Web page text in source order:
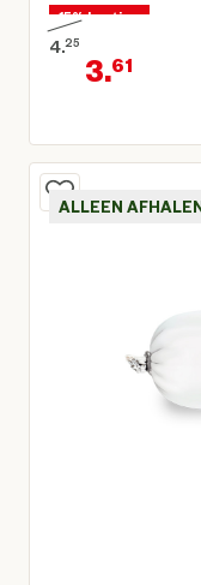
15% korting
4.25
Oorspronkelijke
3.61
ALLEEN